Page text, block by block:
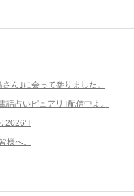
ん｣に会って参りました。
占いピュアリ｣配信中よ。
2026’｣
様へ。